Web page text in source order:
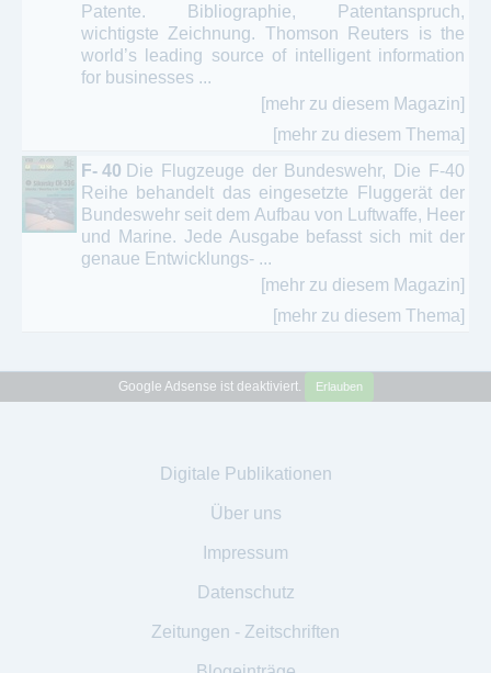
Patente. Bibliographie, Patentanspruch,
wichtigste Zeichnung. Thomson Reuters is the
world’s leading source of intelligent information
for businesses ...
[mehr zu diesem Magazin]
[mehr zu diesem Thema]
F- 40 Die Flugzeuge der Bundeswehr, Die F-40
Reihe behandelt das eingesetzte Fluggerät der
Bundeswehr seit dem Aufbau von Luftwaffe, Heer
und Marine. Jede Ausgabe befasst sich mit der
genaue Entwicklungs- ...
[mehr zu diesem Magazin]
[mehr zu diesem Thema]
Google Adsense ist deaktiviert. Erlauben
Digitale Publikationen
Über uns
Impressum
Datenschutz
Zeitungen - Zeitschriften